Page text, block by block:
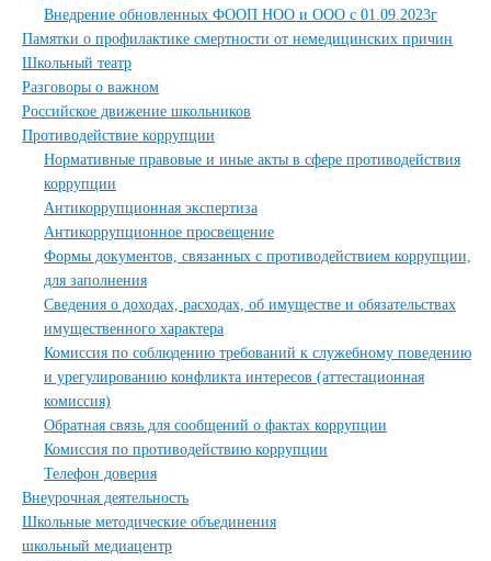
Внедрение обновленных ФООП НОО и ООО с 01.09.2023г
Памятки о профилактике смертности от немедицинских причин
Школьный театр
Разговоры о важном
Российское движение школьников
Противодействие коррупции
Нормативные правовые и иные акты в сфере противодействия
коррупции
Антикоррупционная экспертиза
Антикоррупционное просвещение
Формы документов, связанных с противодействием коррупции,
для заполнения
Сведения о доходах, расходах, об имуществе и обязательствах
имущественного характера
Комиссия по соблюдению требований к служебному поведению
и урегулированию конфликта интересов (аттестационная
комиссия)
Обратная связь для сообщений о фактах коррупции
Комиссия по противодействию коррупции
Телефон доверия
Внеурочная деятельность
Школьные методические объединения
школьный медиацентр